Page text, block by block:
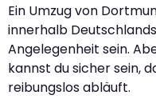
Ein Umzug von
innerhalb
Angelegenheit sein.
kannst du sicher sein,
reibungslos abläuft.